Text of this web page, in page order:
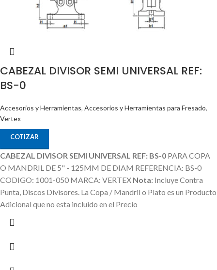
CABEZAL DIVISOR SEMI UNIVERSAL REF:
BS-0
Accesorios y Herramientas, Accesorios y Herramientas para Fresado,
Vertex
COTIZAR
CABEZAL DIVISOR SEMI UNIVERSAL REF: BS-0 PARA COPA
O MANDRIL DE 5" - 125MM DE DIAM REFERENCIA: BS-0
CODIGO: 1001-050 MARCA: VERTEX Nota: Incluye Contra
Punta, Discos Divisores. La Copa / Mandril o Plato es un Producto
Adicional que no esta incluido en el Precio